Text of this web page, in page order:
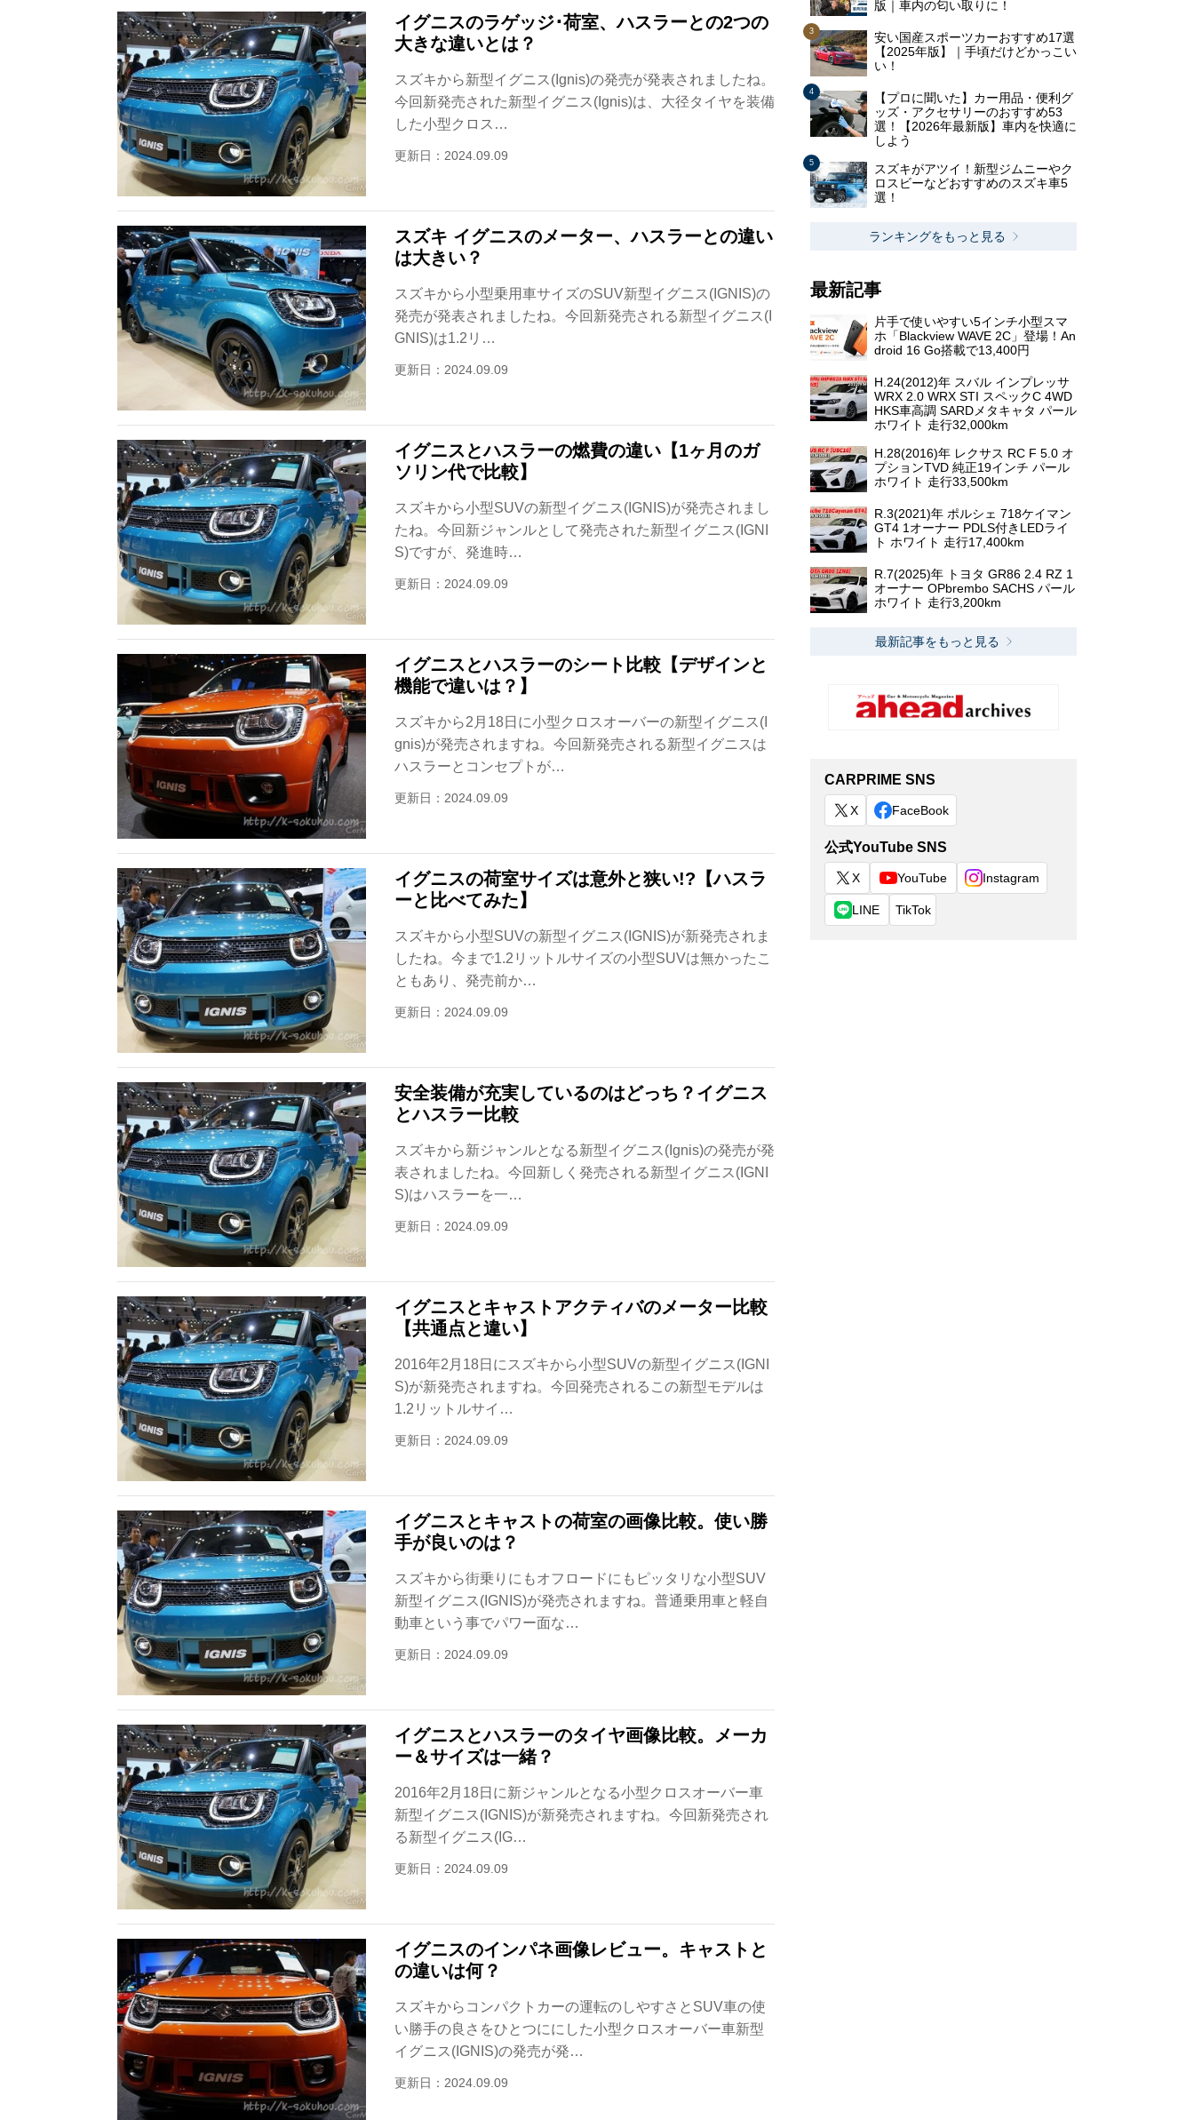
イグニスのラゲッジ･荷室、ハスラーとの2つの
大きな違いとは？
スズキから新型イグニス(Ignis)の発売が発表されましたね。
今回新発売された新型イグニス(Ignis)は、大径タイヤを装備
した小型クロス…
更新日：2024.09.09
スズキ イグニスのメーター、ハスラーとの違い
は大きい？
スズキから小型乗用車サイズのSUV新型イグニス(IGNIS)の
発売が発表されましたね。今回新発売される新型イグニス(I
GNIS)は1.2リ…
更新日：2024.09.09
イグニスとハスラーの燃費の違い【1ヶ月のガ
ソリン代で比較】
スズキから小型SUVの新型イグニス(IGNIS)が発売されまし
たね。今回新ジャンルとして発売された新型イグニス(IGNI
S)ですが、発進時…
更新日：2024.09.09
イグニスとハスラーのシート比較【デザインと
機能で違いは？】
スズキから2月18日に小型クロスオーバーの新型イグニス(I
gnis)が発売されますね。今回新発売される新型イグニスは
ハスラーとコンセプトが…
更新日：2024.09.09
イグニスの荷室サイズは意外と狭い!?【ハスラ
ーと比べてみた】
スズキから小型SUVの新型イグニス(IGNIS)が新発売されま
したね。今まで1.2リットルサイズの小型SUVは無かったこ
ともあり、発売前か…
更新日：2024.09.09
安全装備が充実しているのはどっち？イグニス
とハスラー比較
スズキから新ジャンルとなる新型イグニス(Ignis)の発売が発
表されましたね。今回新しく発売される新型イグニス(IGNI
S)はハスラーを一…
更新日：2024.09.09
イグニスとキャストアクティバのメーター比較
【共通点と違い】
2016年2月18日にスズキから小型SUVの新型イグニス(IGNI
S)が新発売されますね。今回発売されるこの新型モデルは
1.2リットルサイ…
更新日：2024.09.09
イグニスとキャストの荷室の画像比較。使い勝
手が良いのは？
スズキから街乗りにもオフロードにもピッタリな小型SUV
新型イグニス(IGNIS)が発売されますね。普通乗用車と軽自
動車という事でパワー面な…
更新日：2024.09.09
イグニスとハスラーのタイヤ画像比較。メーカ
ー＆サイズは一緒？
2016年2月18日に新ジャンルとなる小型クロスオーバー車
新型イグニス(IGNIS)が新発売されますね。今回新発売され
る新型イグニス(IG…
更新日：2024.09.09
イグニスのインパネ画像レビュー。キャストと
の違いは何？
スズキからコンパクトカーの運転のしやすさとSUV車の使
い勝手の良さをひとつににした小型クロスオーバー車新型
イグニス(IGNIS)の発売が発…
更新日：2024.09.09
版｜車内の匂い取りに！
安い国産スポーツカーおすすめ17選
【2025年版】｜手頃だけどかっこい
い！
【プロに聞いた】カー用品・便利グ
ッズ・アクセサリーのおすすめ53
選！【2026年最新版】車内を快適に
しよう
スズキがアツイ！新型ジムニーやク
ロスビーなどおすすめのスズキ車5
選！
ランキングをもっと見る
最新記事
片手で使いやすい5インチ小型スマ
ホ「Blackview WAVE 2C」登場！An
droid 16 Go搭載で13,400円
H.24(2012)年 スバル インプレッサ
WRX 2.0 WRX STI スペックC 4WD
HKS車高調 SARDメタキャタ パール
ホワイト 走行32,000km
H.28(2016)年 レクサス RC F 5.0 オ
プションTVD 純正19インチ パール
ホワイト 走行33,500km
R.3(2021)年 ポルシェ 718ケイマン
GT4 1オーナー PDLS付きLEDライ
ト ホワイト 走行17,400km
R.7(2025)年 トヨタ GR86 2.4 RZ 1
オーナー OPbrembo SACHS パール
ホワイト 走行3,200km
最新記事をもっと見る
CARPRIME SNS
X FaceBook
公式YouTube SNS
X YouTube Instagram
LINE TikTok